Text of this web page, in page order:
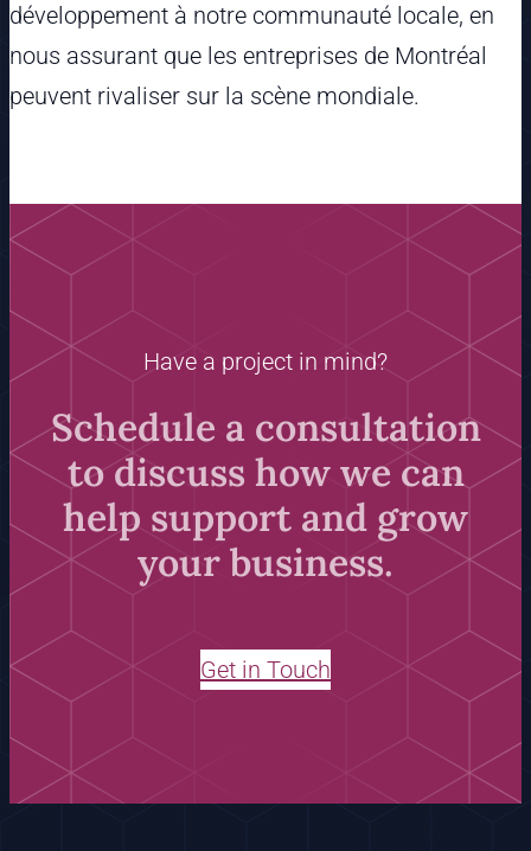
développement à notre communauté locale, en
nous assurant que les entreprises de Montréal
peuvent rivaliser sur la scène mondiale.
Have a project in mind?
Schedule a consultation
to discuss how we can
help support and grow
your business.
Get in Touch